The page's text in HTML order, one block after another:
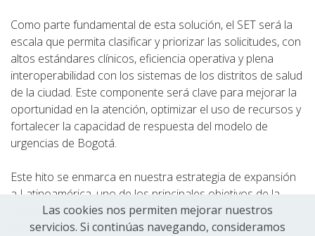
Como parte fundamental de esta solución, el SET será la
escala que permita clasificar y priorizar las solicitudes, con
altos estándares clínicos, eficiencia operativa y plena
interoperabilidad con los sistemas de los distritos de salud
de la ciudad. Este componente será clave para mejorar la
oportunidad en la atención, optimizar el uso de recursos y
fortalecer la capacidad de respuesta del modelo de
urgencias de Bogotá.
Este hito se enmarca en nuestra estrategia de expansión
a Latinoamérica, uno de los principales objetivos de la
nueva etapa que afrontamos como empresa,
especialmente en el ámbito eSalud.
Las cookies nos permiten mejorar nuestros
servicios. Si continúas navegando, consideramos